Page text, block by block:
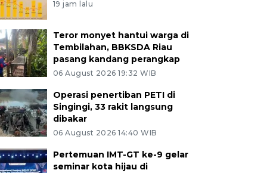
19 jam lalu
Teror monyet hantui warga di
Tembilahan, BBKSDA Riau
pasang kandang perangkap
06 August 2026 19:32 WIB
Operasi penertiban PETI di
Singingi, 33 rakit langsung
dibakar
06 August 2026 14:40 WIB
Pertemuan IMT-GT ke-9 gelar
seminar kota hijau di